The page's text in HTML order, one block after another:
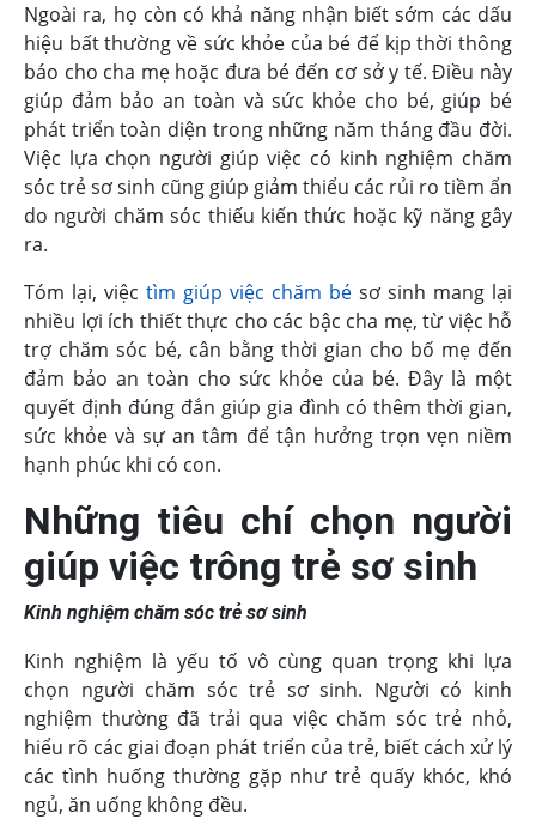
Ngoài ra, họ còn có khả năng nhận biết sớm các dấu
hiệu bất thường về sức khỏe của bé để kịp thời thông
báo cho cha mẹ hoặc đưa bé đến cơ sở y tế. Điều này
giúp đảm bảo an toàn và sức khỏe cho bé, giúp bé
phát triển toàn diện trong những năm tháng đầu đời.
Việc lựa chọn người giúp việc có kinh nghiệm chăm
sóc trẻ sơ sinh cũng giúp giảm thiểu các rủi ro tiềm ẩn
do người chăm sóc thiếu kiến thức hoặc kỹ năng gây
ra.
Tóm lại, việc tìm giúp việc chăm bé sơ sinh mang lại
nhiều lợi ích thiết thực cho các bậc cha mẹ, từ việc hỗ
trợ chăm sóc bé, cân bằng thời gian cho bố mẹ đến
đảm bảo an toàn cho sức khỏe của bé. Đây là một
quyết định đúng đắn giúp gia đình có thêm thời gian,
sức khỏe và sự an tâm để tận hưởng trọn vẹn niềm
hạnh phúc khi có con.
Những tiêu chí chọn người
giúp việc trông trẻ sơ sinh
Kinh nghiệm chăm sóc trẻ sơ sinh
Kinh nghiệm là yếu tố vô cùng quan trọng khi lựa
chọn người chăm sóc trẻ sơ sinh. Người có kinh
nghiệm thường đã trải qua việc chăm sóc trẻ nhỏ,
hiểu rõ các giai đoạn phát triển của trẻ, biết cách xử lý
các tình huống thường gặp như trẻ quấy khóc, khó
ngủ, ăn uống không đều.